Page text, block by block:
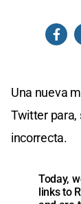
Una nueva
Twitter para,
incorrecta.
Today,
links to